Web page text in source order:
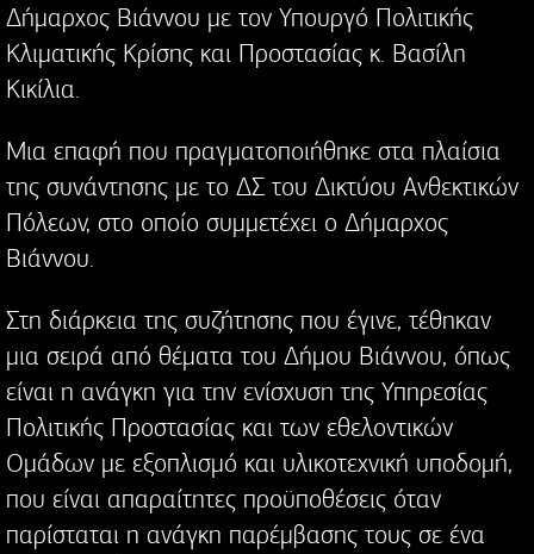
Δήμαρχος Βιάννου με τον Υπουργό Πολιτικής
Κλιματικής Κρίσης και Προστασίας κ. Βασίλη
Κικίλια.
Μια επαφή που πραγματοποιήθηκε στα πλαίσια
της συνάντησης με το ΔΣ του Δικτύου Ανθεκτικών
Πόλεων, στο οποίο συμμετέχει ο Δήμαρχος
Βιάννου.
Στη διάρκεια της συζήτησης που έγινε, τέθηκαν
μια σειρά από θέματα του Δήμου Βιάννου, όπως
είναι η ανάγκη για την ενίσχυση της Υπηρεσίας
Πολιτικής Προστασίας και των εθελοντικών
Ομάδων με εξοπλισμό και υλικοτεχνική υποδομή,
που είναι απαραίτητες προϋποθέσεις όταν
παρίσταται η ανάγκη παρέμβασης τους σε ένα